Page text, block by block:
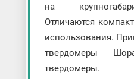
на
Отличаются
использования.
твердомеры
твердомеры.